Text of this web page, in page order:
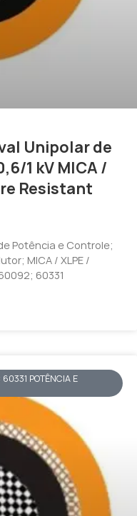
Unipolar de
1 kV MICA /
Resistant
Potência e Controle;
MICA / XLPE /
60331
60331 POTÊNCIA E